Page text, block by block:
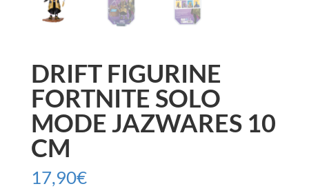
DRIFT FIGURINE
FORTNITE SOLO
MODE JAZWARES 10
CM
17,90€